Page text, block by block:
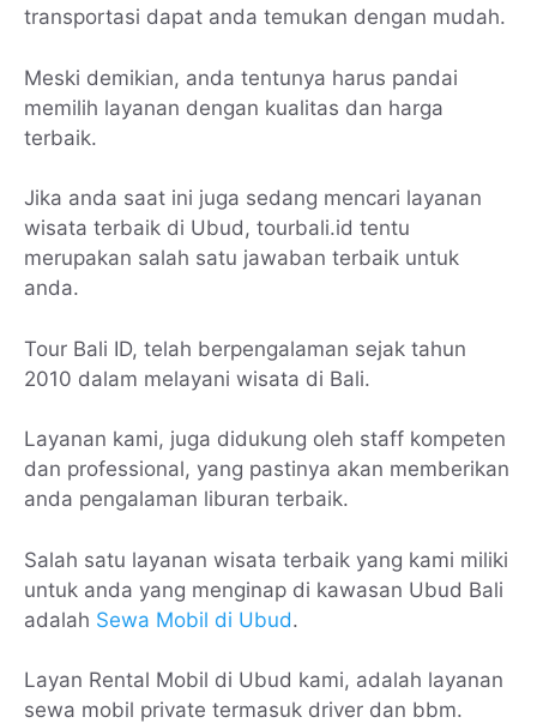
transportasi dapat anda temukan dengan mudah.
Meski demikian, anda tentunya harus pandai
memilih layanan dengan kualitas dan harga
terbaik.
Jika anda saat ini juga sedang mencari layanan
wisata terbaik di Ubud, tourbali.id tentu
merupakan salah satu jawaban terbaik untuk
anda.
Tour Bali ID, telah berpengalaman sejak tahun
2010 dalam melayani wisata di Bali.
Layanan kami, juga didukung oleh staff kompeten
dan professional, yang pastinya akan memberikan
anda pengalaman liburan terbaik.
Salah satu layanan wisata terbaik yang kami miliki
untuk anda yang menginap di kawasan Ubud Bali
adalah Sewa Mobil di Ubud.
Layan Rental Mobil di Ubud kami, adalah layanan
sewa mobil private termasuk driver dan bbm.